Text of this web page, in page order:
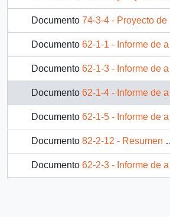
Documento 74-3-4 - Proyecto de reforma constitucional en materias electorales
Documento 62-1-1 - Informe de análisis al 3 de julio de 1992
Documento 62-1-3 - Informe de análisis al 31 de julio de 1992
Documento 62-1-4 - Informe de análisis al 14 de agosto de 1992
Documento 62-1-5 - Informe de análisis al 21 de agosto de 1992
Documento 82-2-12 - Resumen moción parlamentaria
Documento 62-2-3 - Informe de análisis al 9 de octubre de 1992